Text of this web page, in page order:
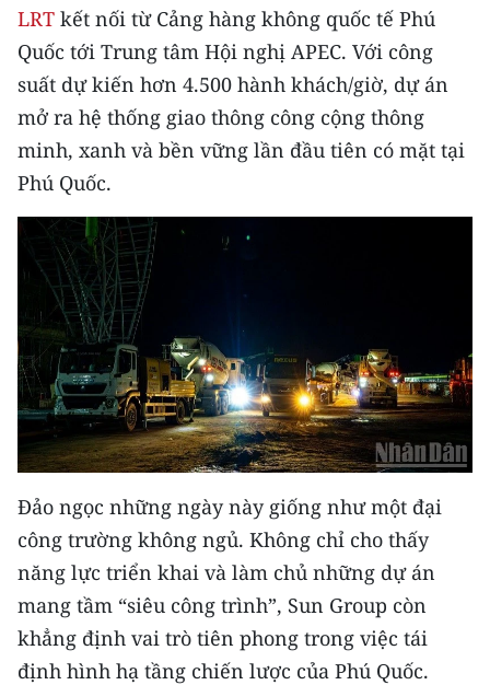
LRT kết nối từ Cảng hàng không quốc tế Phú
Quốc tới Trung tâm Hội nghị APEC. Với công
suất dự kiến hơn 4.500 hành khách/giờ, dự án
mở ra hệ thống giao thông công cộng thông
minh, xanh và bền vững lần đầu tiên có mặt tại
Phú Quốc.
Đảo ngọc những ngày này giống như một đại
công trường không ngủ. Không chỉ cho thấy
năng lực triển khai và làm chủ những dự án
mang tầm “siêu công trình”, Sun Group còn
khẳng định vai trò tiên phong trong việc tái
định hình hạ tầng chiến lược của Phú Quốc.